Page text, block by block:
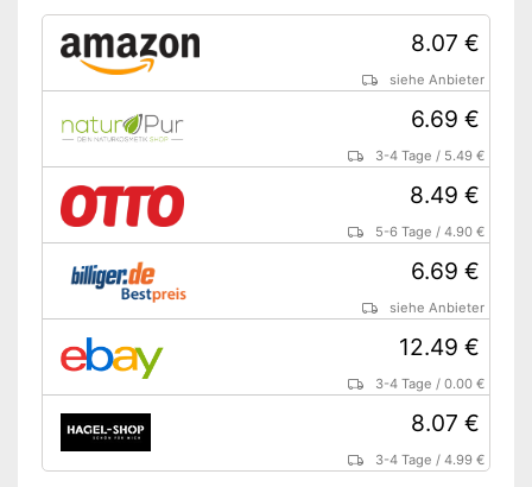
8.07 €
siehe Anbieter
6.69 €
3-4 Tage / 5.49 €
8.49 €
5-6 Tage /4.90 €
6.69 €
siehe Anbieter
12.49 €
3-4 Tage /0.00 €
8.07 €
3-4 Tage /4.99 €